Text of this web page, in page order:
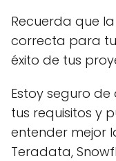
Recuerda que
correcta para
éxito de tus
Estoy seguro
tus requisitos y
entender mejor
Teradata,